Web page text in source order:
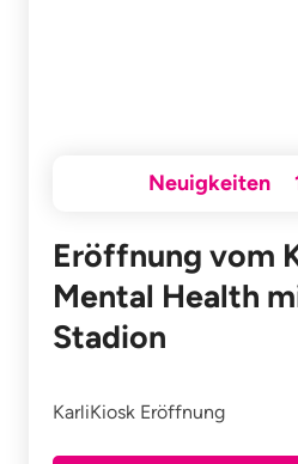
Neuigkeiten
Eröffnung vom
Mental Health
Stadion
KarliKiosk Eröffnung